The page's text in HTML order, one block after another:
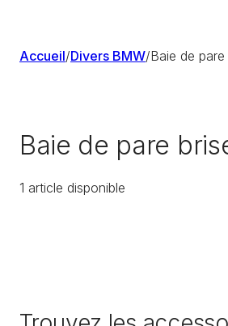
Accueil/Divers BMW/Baie de
Baie de pare
1 article disponible